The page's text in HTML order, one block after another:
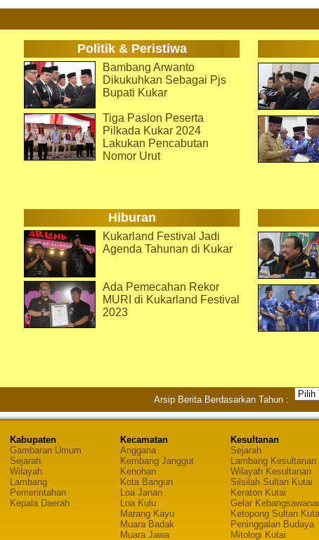
Politik & Peristiwa
Bambang Arwanto
Dikukuhkan Sebagai Pjs
Bupati Kukar
Tiga Paslon Peserta
Pilkada Kukar 2024
Lakukan Pencabutan
Nomor Urut
Hiburan
Kukarland Festival Jadi
Agenda Tahunan di Kukar
Ada Pemecahan Rekor
MURI di Kukarland Festival
2023
Arsip Berita Berdasarkan Tahun :
Kabupaten
Gambaran Umum
Sejarah
Wilayah
Lambang
Pemerintahan
Kepala Daerah
Kecamatan
Anggana
Kembang Janggut
Kenohan
Kota Bangun
Loa Janan
Loa Kulu
Marang Kayu
Muara Badak
Muara Jawa
Kesultanan
Sejarah
Lambang Kesultanan
Wilayah Kesultanan
Silsilah Sultan Kutai
Keraton Kutai
Gelar
Ketopong Sultan
Peninggalan Budaya
Mitologi Kutai